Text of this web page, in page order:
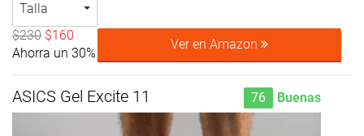
Talla
$230 $160
Ahorra un 30%
Ver en Amazon
ASICS Gel Excite 11 76 Buenas